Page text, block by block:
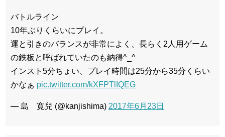
バトルライン
10年ぶりくらいにプレイ。
運と引きのバランスが非常によく、長らく2人用ゲーム
の鉄板と呼ばれていたのも納得^_^
インスト5分ちょい、プレイ時間は25分から35分くらい
かなぁ pic.twitter.com/kXFPTlIQEG
— 島 寛兒 (@kanjishima) 2017年6月23日